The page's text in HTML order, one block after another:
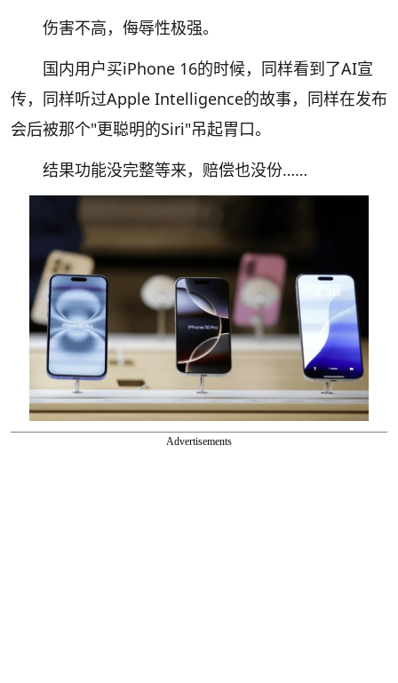
伤害不高，侮辱性极强。
国内用户买iPhone 16的时候，同样看到了AI宣
传，同样听过Apple Intelligence的故事，同样在发布
会后被那个"更聪明的Siri"吊起胃口。
结果功能没完整等来，赔偿也没份……
Advertisements